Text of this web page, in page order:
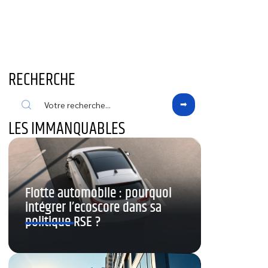
RECHERCHE
LES IMMANQUABLES
Flotte automobile : pourquoi
intégrer l’ecoscore dans sa
politique RSE ?